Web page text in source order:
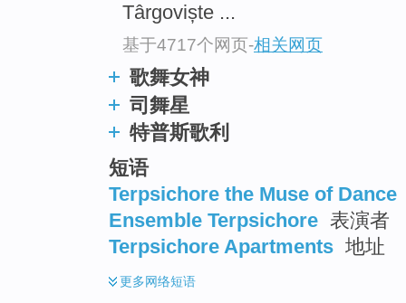
Târgoviște ...
基于4717个网页-相关网页
歌舞女神
司舞星
特普斯歌利
短语
Terpsichore the Muse of Dance
Ensemble Terpsichore 表演者
Terpsichore Apartments 地址
更多网络短语